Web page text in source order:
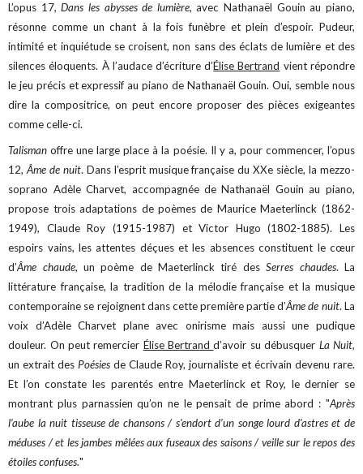
L’opus 17, Dans les abysses de lumière, avec Nathanaël Gouin au piano,
résonne comme un chant à la fois funèbre et plein d’espoir. Pudeur,
intimité et inquiétude se croisent, non sans des éclats de lumière et des
silences éloquents. À l’audace d’écriture d’Élise Bertrand vient répondre
le jeu précis et expressif au piano de Nathanaël Gouin. Oui, semble nous
dire la compositrice, on peut encore proposer des pièces exigeantes
comme celle-ci.
Talismanoffre une large place à la poésie. Il y a, pour commencer, l’opus
12, Âme de nuit. Dans l’esprit musique française du XXe siècle, la mezzo-
soprano Adèle Charvet, accompagnée de Nathanaël Gouin au piano,
propose trois adaptations de poèmes de Maurice Maeterlinck (1862-
1949), Claude Roy (1915-1987) et Victor Hugo (1802-1885). Les
espoirs vains, les attentes déçues et les absences constituent le cœur
d’Âme chaude, un poème de Maeterlinck tiré desSerres chaudes. La
littérature française, la tradition de la mélodie française et la musique
contemporaine se rejoignent dans cette première partie d’Âme de nuit. La
voix d’Adèle Charvet plane avec onirisme mais aussi une pudique
douleur. On peut remercier Élise Bertrandd’avoir su débusquer La Nuit,
un extrait desPoésiesde Claude Roy, journaliste et écrivain devenu rare.
Et l’on constate les parentés entre Maeterlinck et Roy, le dernier se
montrant plus parnassien qu’on ne le pensait de prime abord : "Après
l’aube la nuit tisseuse de chansons / s’endort d’un songe lourd d’astres et de
méduses / et les jambes mêlées aux fuseaux des saisons / veille sur le repos des
étoiles confuses."